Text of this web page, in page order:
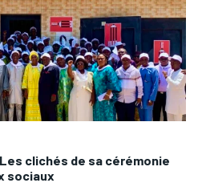
clichés de sa cérémonie
sociaux